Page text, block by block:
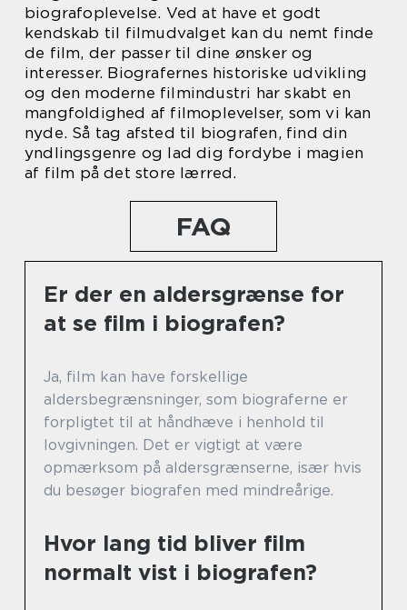
biografoplevelse. Ved at have et godt
kendskab til filmudvalget kan du nemt finde
de film, der passer til dine ønsker og
interesser. Biografernes historiske udvikling
og den moderne filmindustri har skabt en
mangfoldighed af filmoplevelser, som vi kan
nyde. Så tag afsted til biografen, find din
yndlingsgenre og lad dig fordybe i magien
af film på det store lærred.
FAQ
Er der en aldersgrænse for
at se film i biografen?
Ja, film kan have forskellige
aldersbegrænsninger, som biograferne er
forpligtet til at håndhæve i henhold til
lovgivningen. Det er vigtigt at være
opmærksom på aldersgrænserne, især hvis
du besøger biografen med mindreårige.
Hvor lang tid bliver film
normalt vist i biografen?